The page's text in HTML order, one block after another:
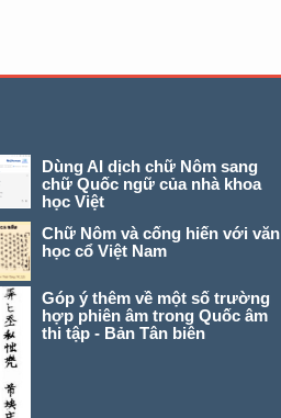
Dùng AI dịch chữ Nôm sang
chữ Quốc ngữ của nhà khoa
học Việt
Chữ Nôm và cống hiến với văn
học cổ Việt Nam
Góp ý thêm về một số trường
hợp phiên âm trong Quốc âm
thi tập - Bản Tân biên